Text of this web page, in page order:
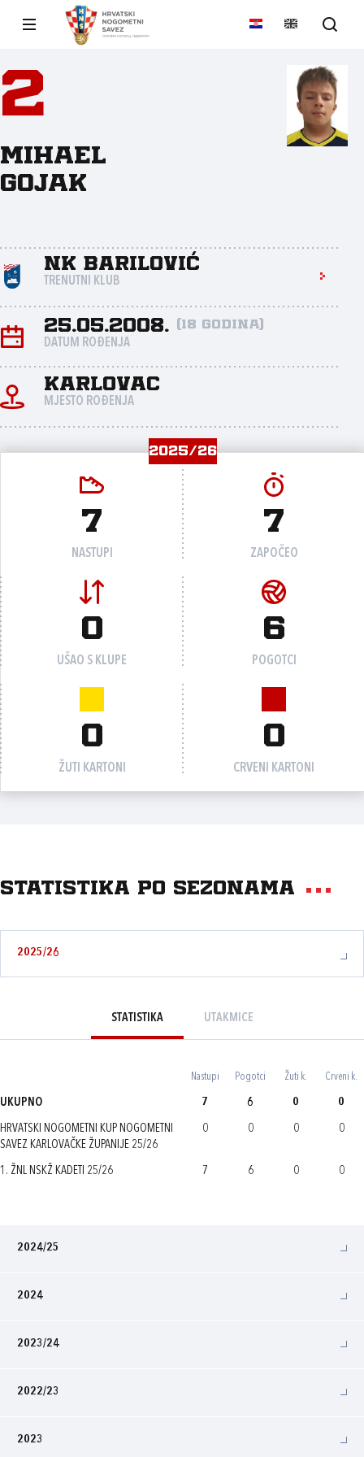
2
Mihael
Gojak
NK Barilović
TRENUTNI KLUB
25.05.2008. (18 godina)
DATUM ROĐENJA
Karlovac
MJESTO ROĐENJA
2025/26
7
NASTUPI
7
ZAPOČEO
0
UŠAO S KLUPE
6
POGOTCI
0
ŽUTI KARTONI
0
CRVENI KARTONI
Statistika po sezonama
2025/26
STATISTIKA UTAKMICE
Nastupi Pogotci Žuti k. Crveni k.
UKUPNO 7 6 0 0
HRVATSKI NOGOMETNI KUP NOGOMETNI
SAVEZ KARLOVAČKE ŽUPANIJE 25/26
0 0 0 0
1. ŽNL NSKŽ KADETI 25/26 7 6 0 0
2024/25
2024
2023/24
2022/23
2023